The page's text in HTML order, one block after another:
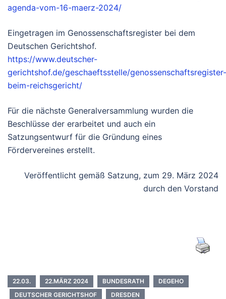
agenda-vom-16-maerz-2024/
Eingetragen im Genossenschaftsregister bei dem
Deutschen Gerichtshof.
https://www.deutscher-
gerichtshof.de/geschaeftsstelle/genossenschaftsregister-
beim-reichsgericht/
Für die nächste Generalversammlung wurden die
Beschlüsse der erarbeitet und auch ein
Satzungsentwurf für die Gründung eines
Fördervereines erstellt.
Veröffentlicht gemäß Satzung, zum 29. März 2024
durch den Vorstand
22.03. 22.MÄRZ 2024 BUNDESRATH
DEGEHO
DEUTSCHER GERICHTSHOF
DRESDEN